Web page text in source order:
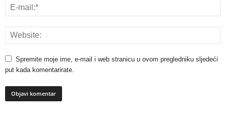
Spremite moje ime, e-mail i web stranicu u ovom pregledniku sljedeći
put kada komentarirate.